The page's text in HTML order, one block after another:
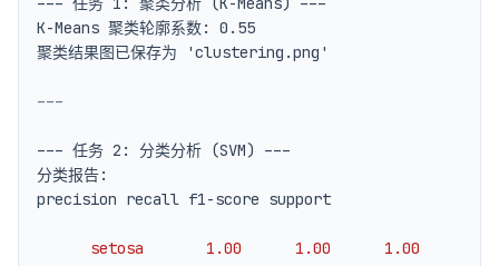
---
setosa       1.00      1.00      1.00